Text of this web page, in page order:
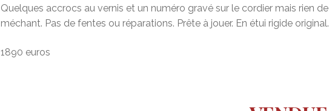
Quelques accrocs au vernis et un numéro gravé sur le cordier mais rien de
méchant. Pas de fentes ou réparations. Prête à jouer. En étui rigide original.
1890 euros